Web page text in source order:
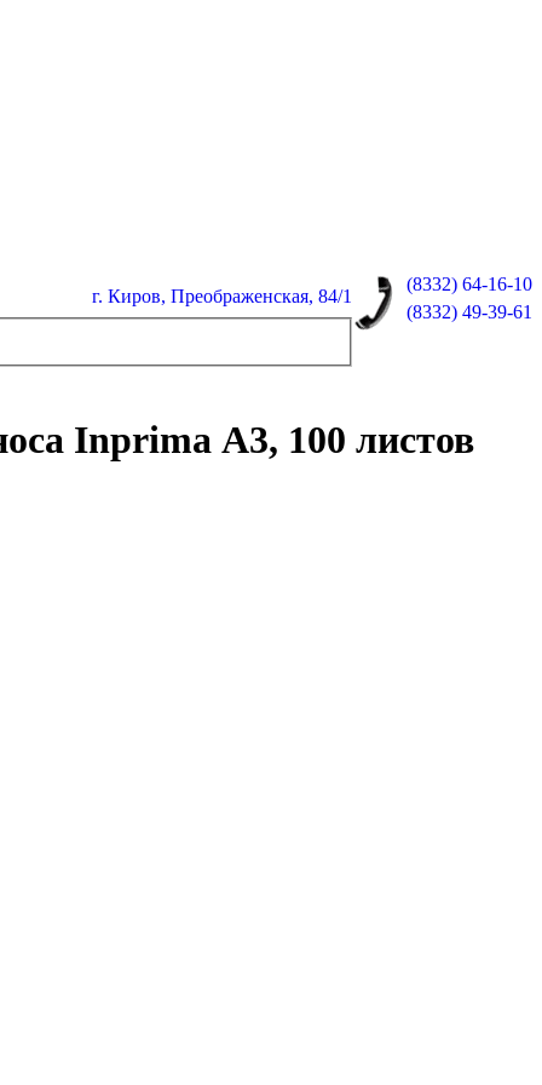
(8332) 64-16-10
(8332) 49-39-61
г. Киров, Преображенская, 84/1
Inprima А3, 100 листов